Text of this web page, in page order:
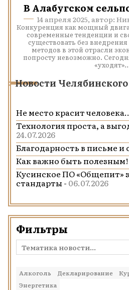
В Алабугском
14 апреля 2025, автор:
Конкуренция как мощный
современные тенденции и
существовать без
методов в этой отрасли
попросту невозможно.
Новости
Не место красит
Технология проста, а
24.07.2026
Благодарность в письме и
Как важно быть полезным!
Кусинское ПО «Общепит»
стандарты - 06.07.2026
Фильтры
Алкоголь Декларирование
Энергетика